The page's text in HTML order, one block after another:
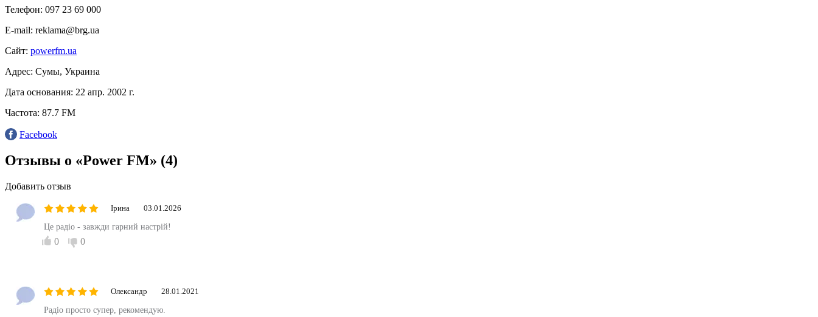
Телефон: 097 23 69 000
E-mail: reklama@brg.ua
Сайт: powerfm.ua
Адрес: Сумы, Украина
Дата основания: 22 апр. 2002 г.
Частота: 87.7 FM
Facebook
Отзывы о «Power FM» (4)
Добавить отзыв
Ірина 03.01.2026
Це радіо - завжди гарний настрій!
0 0
Олександр 28.01.2021
Радіо просто супер, рекомендую.